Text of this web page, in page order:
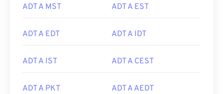
ADT A MST ADT A EST
ADT A EDT ADT A IDT
ADT A IST ADT A CEST
ADT A PKT ADT A AEDT